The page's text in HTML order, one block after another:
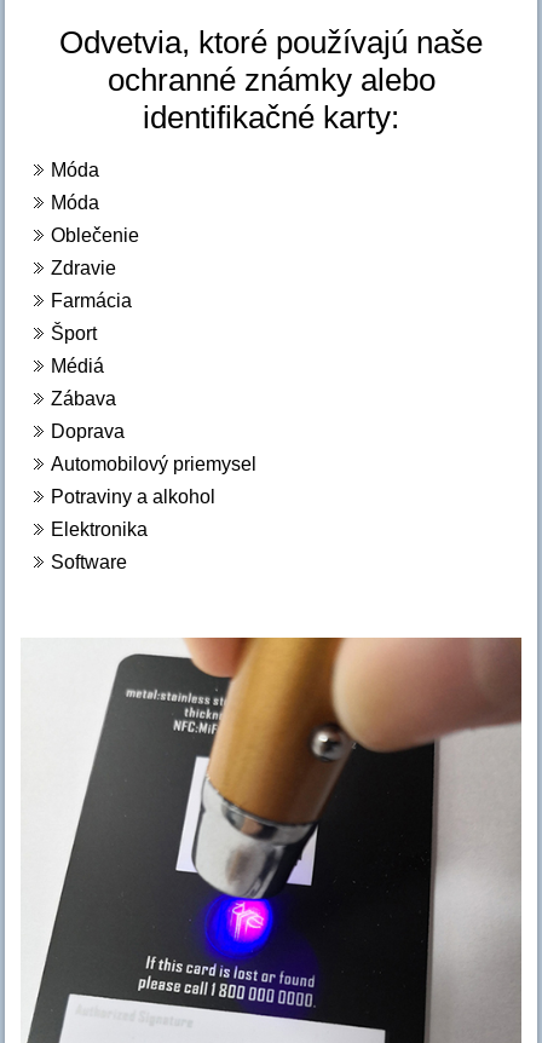
Odvetvia, ktoré používajú naše
ochranné známky alebo
identifikačné karty:
Móda
Móda
Oblečenie
Zdravie
Farmácia
Šport
Médiá
Zábava
Doprava
Automobilový priemysel
Potraviny a alkohol
Elektronika
Software